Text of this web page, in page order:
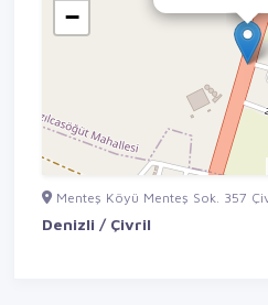
−
Menteş Köyü Menteş Sok. 357
Denizli / Çivril